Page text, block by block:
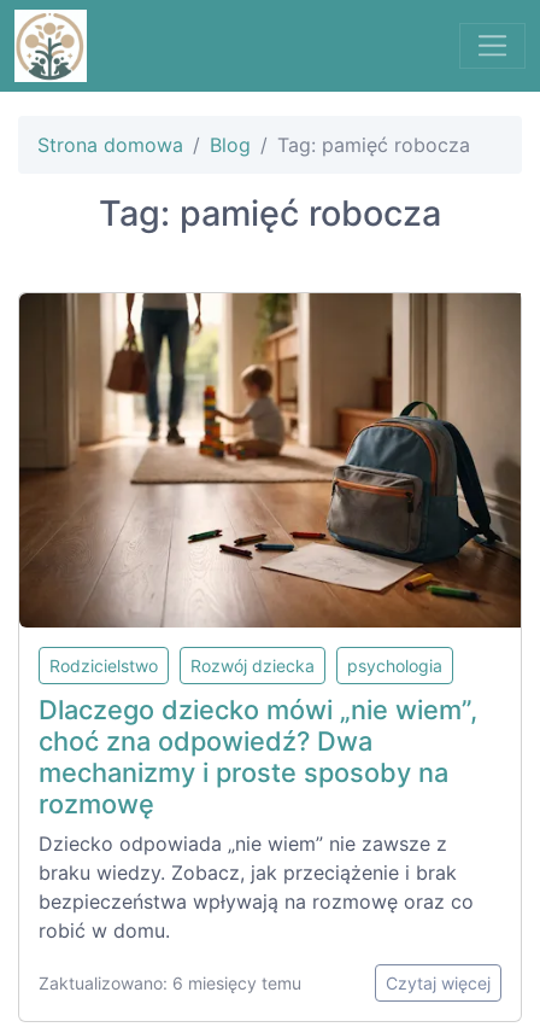
Strona domowa Blog Tag: pamięć robocza
Tag: pamięć robocza
Rodzicielstwo Rozwój dziecka psychologia
Dlaczego dziecko mówi „nie wiem”,
choć zna odpowiedź? Dwa
mechanizmy i proste sposoby na
rozmowę
Dziecko odpowiada „nie wiem” nie zawsze z
braku wiedzy. Zobacz, jak przeciążenie i brak
bezpieczeństwa wpływają na rozmowę oraz co
robić w domu.
Zaktualizowano: 6 miesięcy temu Czytaj więcej